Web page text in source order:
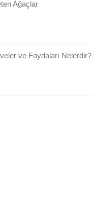
Ağaçlar
ve Faydaları Nelerdir?